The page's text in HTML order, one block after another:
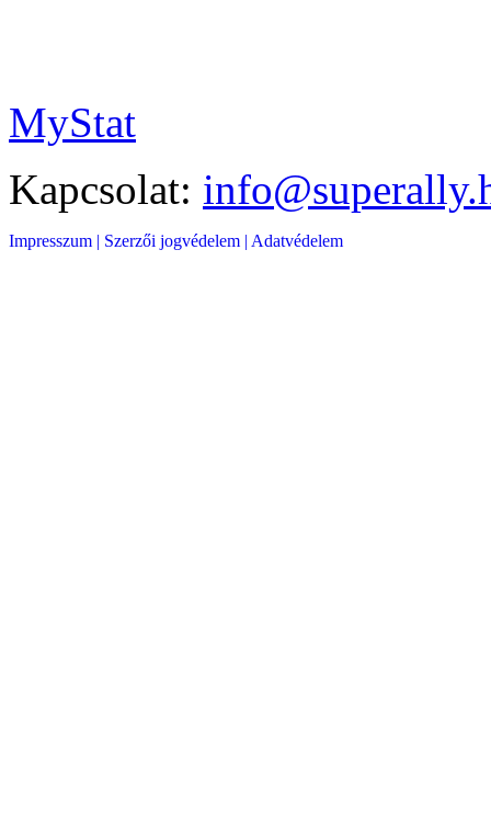
MyStat
Kapcsolat:
Impresszum | Szerzői jogvédelem | Adatvédelem